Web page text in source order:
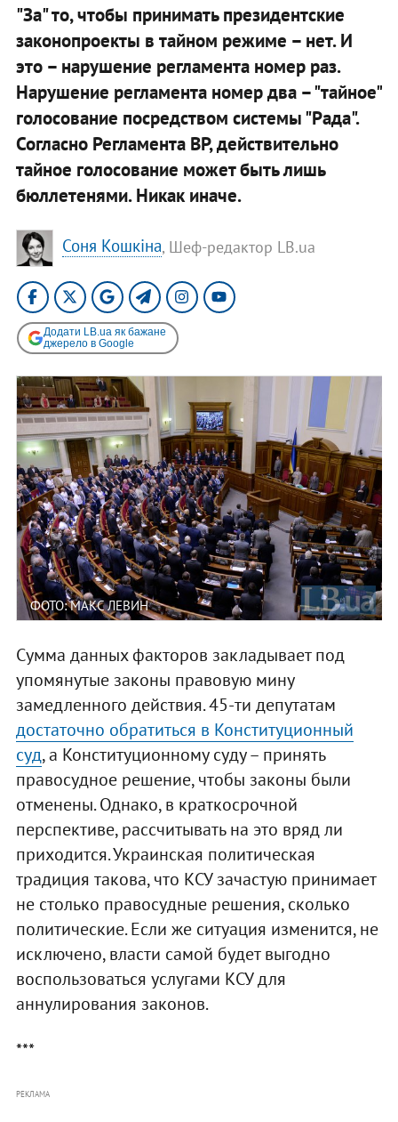
"За" то, чтобы принимать президентские
законопроекты в тайном режиме – нет. И
это – нарушение регламента номер раз.
Нарушение регламента номер два – "тайное"
голосование посредством системы "Рада".
Согласно Регламента ВР, действительно
тайное голосование может быть лишь
бюллетенями. Никак иначе.
Соня Кошкіна, Шеф-редактор LB.ua
Додати LB.ua як бажане
джерело в Google
ФОТО: МАКС ЛЕВИН
Сумма данных факторов закладывает под
упомянутые законы правовую мину
замедленного действия. 45-ти депутатам
достаточно обратиться в Конституционный
суд, а Конституционному суду – принять
правосудное решение, чтобы законы были
отменены. Однако, в краткосрочной
перспективе, рассчитывать на это вряд ли
приходится. Украинская политическая
традиция такова, что КСУ зачастую принимает
не столько правосудные решения, сколько
политические. Если же ситуация изменится, не
исключено, власти самой будет выгодно
воспользоваться услугами КСУ для
аннулирования законов.
***
РЕКЛАМА